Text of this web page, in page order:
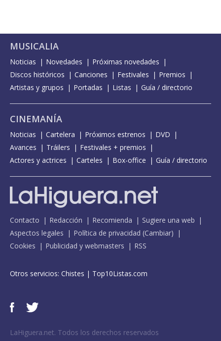
MUSICALIA
Noticias Novedades
Próximas novedades
Discos históricos
Canciones Festivales
Premios
Artistas y grupos
Portadas Listas Guía / directorio
CINEMANÍA
Noticias Cartelera Próximos estrenos
DVD
Avances
Tráilers
Festivales + premios
Actores y actrices
Carteles Box-office Guía / directorio
Contacto Redacción Recomienda
Sugiere una web
Aspectos legales
Política de privacidad (Cambiar)
Cookies
Publicidad y webmasters RSS
Otros servicios: Chistes | Top10Listas.com
LaHiguera.net. Todos los derechos reservados